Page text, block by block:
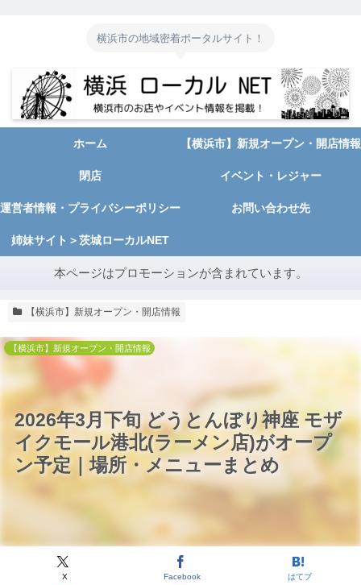
横浜市の地域密着ポータルサイト！
ホーム 【横浜市】新規オープン・開店情報
閉店 イベント・レジャー
運営者情報・プライバシーポリシー お問い合わせ先
姉妹サイト＞茨城ローカルNET
本ページはプロモーションが含まれています。
【横浜市】新規オープン・開店情報
2026年3月下旬 どうとんぼり神座 モザ
イクモール港北(ラーメン店)がオープ
ン予定｜場所・メニューまとめ
【横浜市】新規オープン・開店情報
X Facebook はてブ